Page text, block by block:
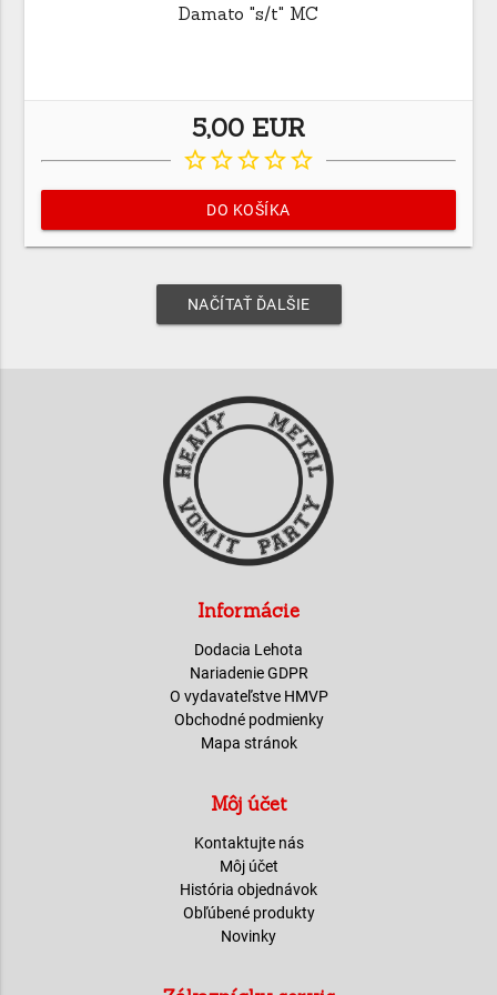
Damato "s/t" MC
5,00 EUR
star_borderstar_borderstar_borderstar_borderstar_border
DO KOŠÍKA
NAČÍTAŤ ĎALŠIE
Informácie
Dodacia Lehota
Nariadenie GDPR
O vydavateľstve HMVP
Obchodné podmienky
Mapa stránok
Môj účet
Kontaktujte nás
Môj účet
História objednávok
Obľúbené produkty
Novinky